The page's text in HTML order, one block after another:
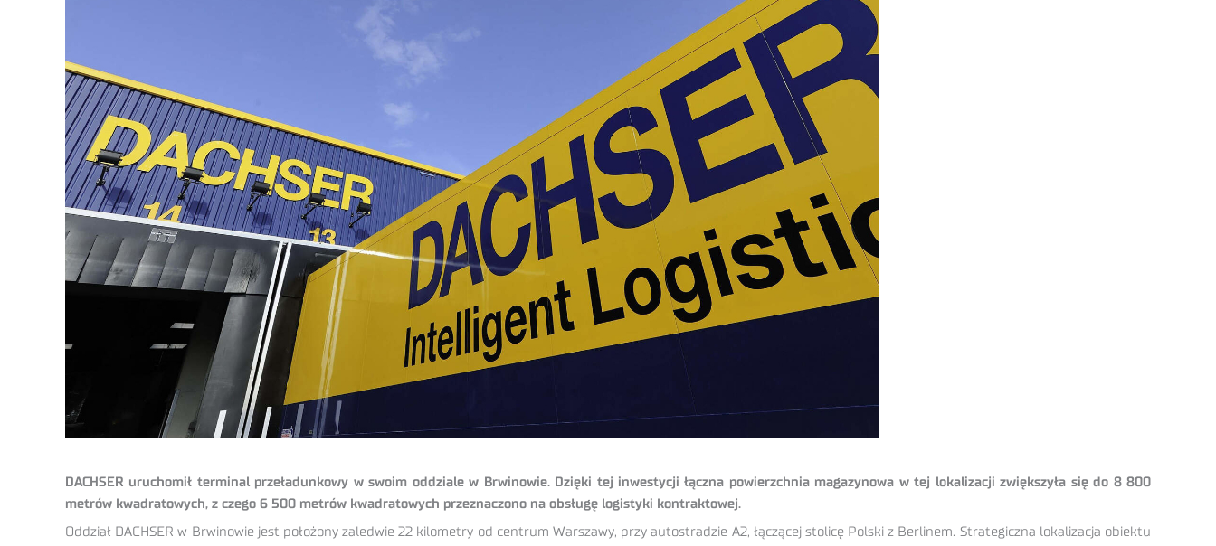
DACHSER uruchomił terminal przeładunkowy w swoim oddziale w Brwinowie. Dzięki tej inwestycji łączna powierzchnia magazynowa w tej lokalizacji zwiększyła się do 8 800
metrów kwadratowych, z czego 6 500 metrów kwadratowych przeznaczono na obsługę logistyki kontraktowej.
Oddział DACHSER w Brwinowie jest położony zaledwie 22 kilometry od centrum Warszawy, przy autostradzie A2, łączącej stolicę Polski z Berlinem. Strategiczna lokalizacja obiektu